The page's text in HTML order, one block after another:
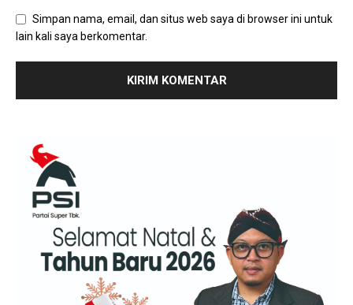
Simpan nama, email, dan situs web saya di browser ini untuk
lain kali saya berkomentar.